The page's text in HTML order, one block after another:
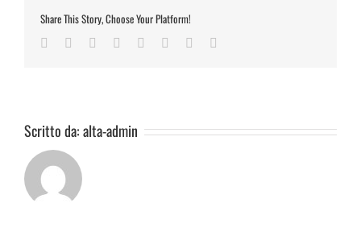
Share This Story, Choose Your Platform!
Facebook
TwitterReddit LinkedIn
TumblrPinterest
Scritto da:alta-admin